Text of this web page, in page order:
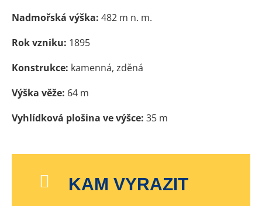
Nadmořská výška: 482 m n. m.
Rok vzniku: 1895
Konstrukce: kamenná, zděná
Výška věže: 64 m
Vyhlídková plošina ve výšce: 35 m
KAM VYRAZIT